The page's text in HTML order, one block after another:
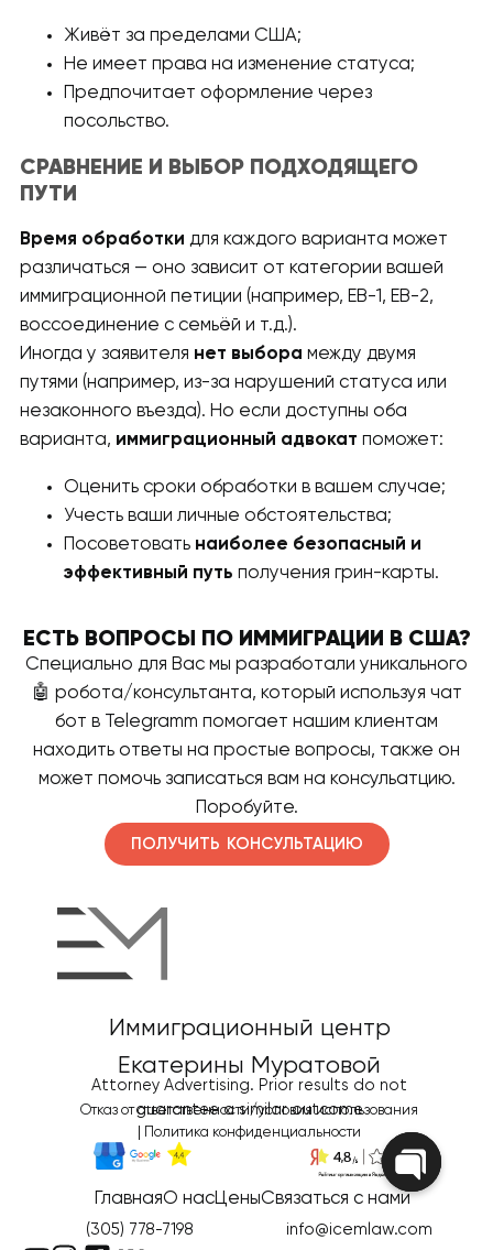
Живёт за пределами США;
Не имеет права на изменение статуса;
Предпочитает оформление через
посольство.
СРАВНЕНИЕ И ВЫБОР ПОДХОДЯЩЕГО
ПУТИ
Время обработки для каждого варианта может
различаться — оно зависит от категории вашей
иммиграционной петиции (например, EB-1, EB-2,
воссоединение с семьёй и т.д.).
Иногда у заявителя нет выбора между двумя
путями (например, из-за нарушений статуса или
незаконного въезда). Но если доступны оба
варианта, иммиграционный адвокат поможет:
Оценить сроки обработки в вашем случае;
Учесть ваши личные обстоятельства;
Посоветовать наиболее безопасный и
эффективный путь получения грин-карты.
ЕСТЬ ВОПРОСЫ ПО ИММИГРАЦИИ В США?
Специально для Вас мы разработали уникального
🤖 робота/консультанта, который используя чат
бот в Telegramm помогает нашим клиентам
находить ответы на простые вопросы, также он
может помочь записаться вам на консульатцию.
Поробуйте.
ПОЛУЧИТЬ КОНСУЛЬТАЦИЮ
Иммиграционный центр
Екатерины Муратовой
Attorney Advertising. Prior results do not
guarantee a similar outcome
Отказ от ответственности/условия использования
Политика конфиденциальности
ГлавнаяО насЦеныСвязаться с нами
(305) 778-7198 info@icemlaw.com
Open